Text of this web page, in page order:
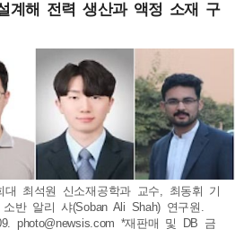
계해 전력 생산과 액정 소재 구
대 최석원 신소재공학과 교수, 최동휘 기
반 알리 샤(Soban Ali Shah) 연구원.
photo@newsis.com *재판매 및 DB 금